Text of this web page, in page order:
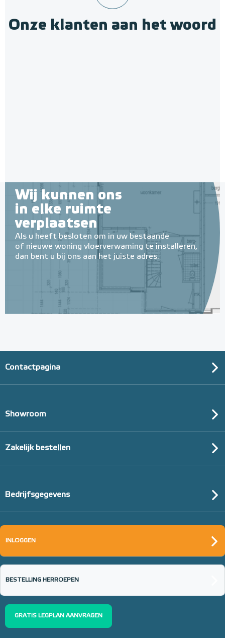
Onze klanten aan het woord
Wij kunnen ons
in elke ruimte
verplaatsen
Als u heeft besloten om in uw bestaande
of nieuwe woning vloerverwaming te installeren,
dan bent u bij ons aan het juiste adres.
Contactpagina
Showroom
Zakelijk bestellen
Bedrijfsgegevens
INLOGGEN
BESTELLING HERROEPEN
GRATIS LEGPLAN AANVRAGEN